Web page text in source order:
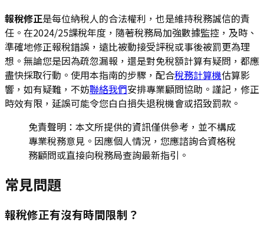
報稅修正是每位納稅人的合法權利，也是維持稅務誠信的責
任。在2024/25課稅年度，隨著稅務局加強數據監控，及時、
準確地修正報稅錯誤，遠比被動接受評稅或事後被罰更為理
想。無論您是因為疏忽漏報，還是對免稅額計算有疑問，都應
盡快採取行動。使用本指南的步驟，配合稅務計算機估算影
響，如有疑難，不妨聯絡我們安排專業顧問協助。謹記，修正
時效有限，延誤可能令您白白損失退稅機會或招致罰款。
免責聲明：本文所提供的資訊僅供參考，並不構成
專業稅務意見。因應個人情況，您應諮詢合資格稅
務顧問或直接向稅務局查詢最新指引。
常見問題
報稅修正有沒有時間限制？